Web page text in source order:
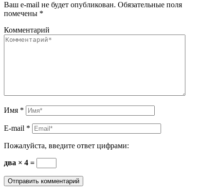
Ваш e-mail не будет опубликован. Обязательные поля
помечены *
Комментарий
Имя *
E-mail *
Пожалуйста, введите ответ цифрами:
два × 4 =